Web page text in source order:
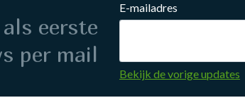
eerste
per mail
E-mailadres
Bekijk de vorige updates